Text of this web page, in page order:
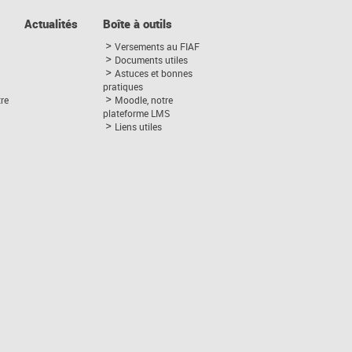
Actualités Boîte à outils
Versements au FIAF
Documents utiles
Astuces et bonnes
pratiques
Moodle, notre
plateforme LMS
Liens utiles